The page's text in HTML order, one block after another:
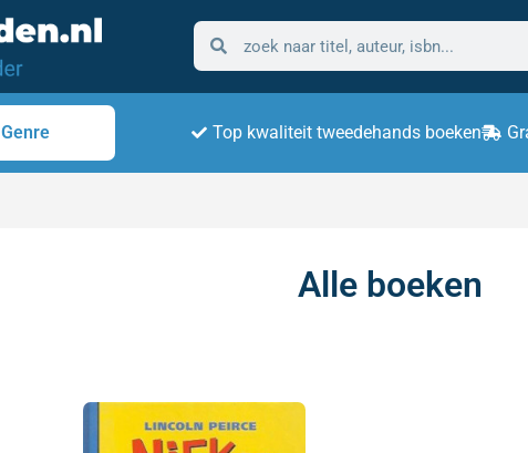
Genre Top kwaliteit tweedehands boeken
Alle boeken